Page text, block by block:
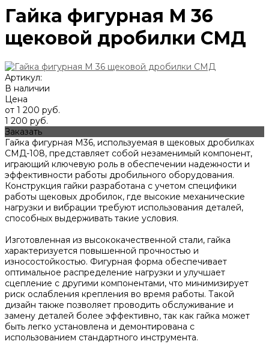
Гайка фигурная М 36
щековой дробилки СМД
Артикул:
В наличии
Цена
от 1 200 руб.
1 200 руб.
Заказать
Гайка фигурная М36, используемая в щековых дробилках
СМД-108, представляет собой незаменимый компонент,
играющий ключевую роль в обеспечении надежности и
эффективности работы дробильного оборудования.
Конструкция гайки разработана с учетом специфики
работы щековых дробилок, где высокие механические
нагрузки и вибрации требуют использования деталей,
способных выдерживать такие условия.
Изготовленная из высококачественной стали, гайка
характеризуется повышенной прочностью и
износостойкостью. Фигурная форма обеспечивает
оптимальное распределение нагрузки и улучшает
сцепление с другими компонентами, что минимизирует
риск ослабления крепления во время работы. Такой
дизайн также позволяет проводить обслуживание и
замену деталей более эффективно, так как гайка может
быть легко установлена и демонтирована с
использованием стандартного инструмента.